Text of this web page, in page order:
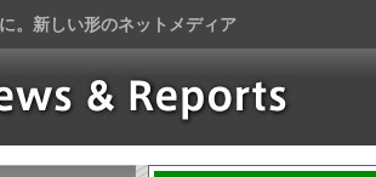
。新しい形のネットメディア